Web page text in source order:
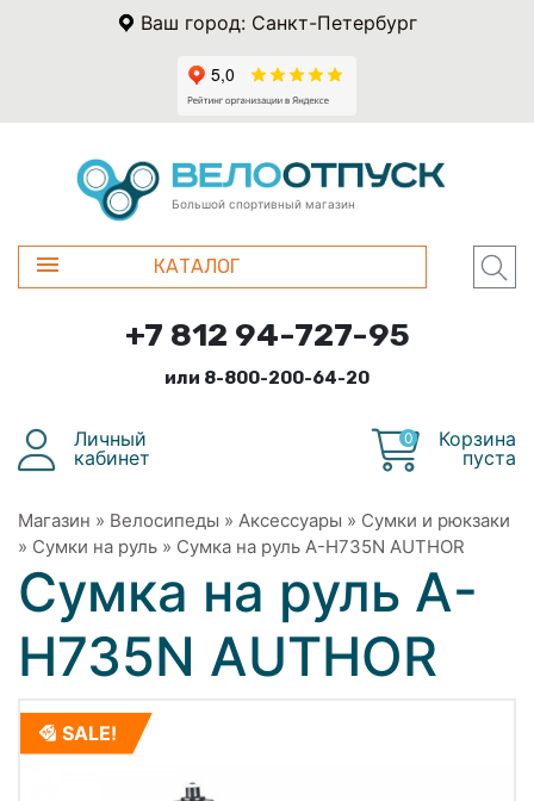
Ваш город: Санкт-Петербург
Большой спортивный магазин
КАТАЛОГ
+7 812 94-727-95
или 8-800-200-64-20
Личный
кабинет
0
Корзина
пуста
Магазин » Велосипеды » Аксессуары » Сумки и рюкзаки
» Сумки на руль » Сумка на руль A-H735N AUTHOR
Сумка на руль A-
H735N AUTHOR
SALE!